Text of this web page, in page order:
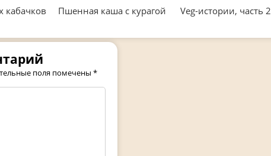
кабачков Пшенная каша с курагой Veg-истории, часть 2
поля помечены *